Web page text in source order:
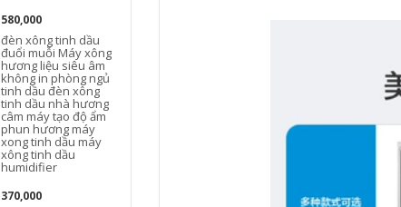
580,000
đèn xông tinh dầu
đuổi muỗi Máy xông
hương liệu siêu âm
không in phòng ngủ
tinh dầu đèn xông
tinh dầu nhà hương
câm máy tạo độ ẩm
phun hương máy
xong tinh dầu máy
xông tinh dầu
humidifier
370,000
xả ấm Ác đèn sưởi
nhà tắm âm trần